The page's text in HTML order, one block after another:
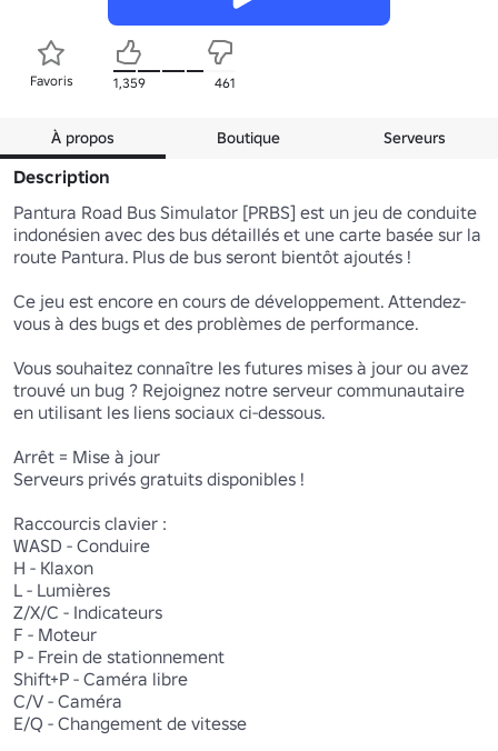
Favoris 1,359 461
À propos Boutique Serveurs
Description
Pantura Road Bus Simulator [PRBS] est un jeu de conduite
indonésien avec des bus détaillés et une carte basée sur la
route Pantura. Plus de bus seront bientôt ajoutés !
Ce jeu est encore en cours de développement. Attendez-
vous à des bugs et des problèmes de performance.
Vous souhaitez connaître les futures mises à jour ou avez
trouvé un bug ? Rejoignez notre serveur communautaire
en utilisant les liens sociaux ci-dessous.
Arrêt = Mise à jour
Serveurs privés gratuits disponibles !
Raccourcis clavier :
WASD - Conduire
H - Klaxon
L - Lumières
Z/X/C - Indicateurs
F - Moteur
P - Frein de stationnement
Shift+P - Caméra libre
C/V - Caméra
E/Q - Changement de vitesse